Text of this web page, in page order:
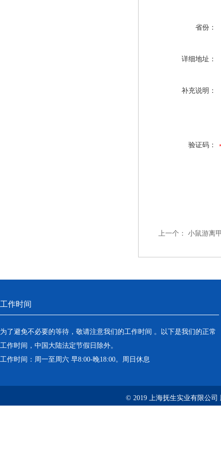
省份：
详细地址：
补充说明：
验证码：
上一个： 小鼠游离
工作时间
为了避免不必要的等待，敬请注意我们的工作时间 。以下是我们的正常
工作时间，中国大陆法定节假日除外。
工作时间：周一至周六 早8:00-晚18:00。周日休息
© 2019 上海抚生实业有限公司